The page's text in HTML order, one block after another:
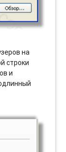
на
строки
и